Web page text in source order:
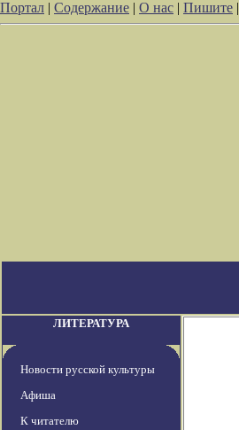
Портал | Содержание | О нас | Пишите |
ЛИТЕРАТУРА
Новости русской культуры
Афиша
К читателю